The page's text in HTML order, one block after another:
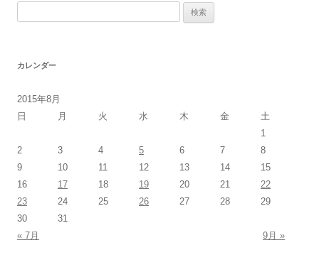
カレンダー
2015年8月
日
月 火 水 木 金
土
1
2
3 4 5 6 7
8
9
10 11 12 13 14
15
16
17 18 19 20 21
22
23
24 25 26 27 28
29
30
31
« 7月
9月 »